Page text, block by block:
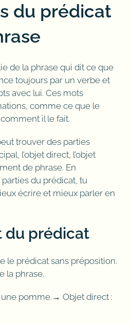
du prédicat
de la phrase qui dit ce que
toujours par un verbe et
avec lui. Ces mots
comme ce que le
il le fait.
trouver des parties
l’objet direct, l’objet
de phrase. En
du prédicat, tu
écrire et mieux parler en
du prédicat
le prédicat sans préposition.
la phrase.
pomme.→ Objet direct :